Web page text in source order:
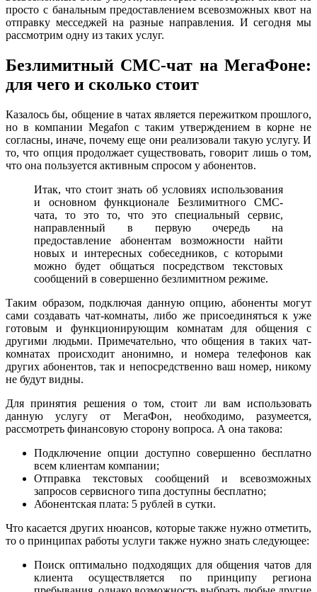
просто с банальным предоставлением всевозможных квот на
отправку месседжей на разные направления. И сегодня мы
рассмотрим одну из таких услуг.
Безлимитный СМС-чат на МегаФоне:
для чего и сколько стоит
Казалось бы, общение в чатах является пережитком прошлого,
но в компании Megafon с таким утверждением в корне не
согласны, иначе, почему еще они реализовали такую услугу. И
то, что опция продолжает существовать, говорит лишь о том,
что она пользуется активным спросом у абонентов.
Итак, что стоит знать об условиях использования
и основном функционале Безлимитного СМС-
чата, то это то, что это специальный сервис,
направленный в первую очередь на
предоставление абонентам возможности найти
новых и интересных собеседников, с которыми
можно будет общаться посредством текстовых
сообщений в совершенно безлимитном режиме.
Таким образом, подключая данную опцию, абоненты могут
сами создавать чат-комнаты, либо же присоединяться к уже
готовым и функционирующим комнатам для общения с
другими людьми. Примечательно, что общения в таких чат-
комнатах происходит анонимно, и номера телефонов как
других абонентов, так и непосредственно ваш номер, никому
не будут видны.
Для принятия решения о том, стоит ли вам использовать
данную услугу от МегаФон, необходимо, разумеется,
рассмотреть финансовую сторону вопроса. А она такова:
Подключение опции доступно совершенно бесплатно
всем клиентам компании;
Отправка текстовых сообщений и всевозможных
запросов сервисного типа доступны бесплатно;
Абонентская плата: 5 рублей в сутки.
Что касается других нюансов, которые также нужно отметить,
то о принципах работы услуги также нужно знать следующее:
Поиск оптимально подходящих для общения чатов для
клиента осуществляется по принципу региона